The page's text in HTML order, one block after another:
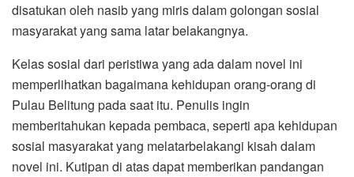
disatukan oleh nasib yang miris dalam golongan sosial
masyarakat yang sama latar belakangnya.
Kelas sosial dari peristiwa yang ada dalam novel ini
memperlihatkan bagaimana kehidupan orang-orang di
Pulau Belitung pada saat itu. Penulis ingin
memberitahukan kepada pembaca, seperti apa kehidupan
sosial masyarakat yang melatarbelakangi kisah dalam
novel ini. Kutipan di atas dapat memberikan pandangan